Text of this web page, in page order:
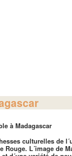
à Madagascar
culturelles de
Rouge. L´image de